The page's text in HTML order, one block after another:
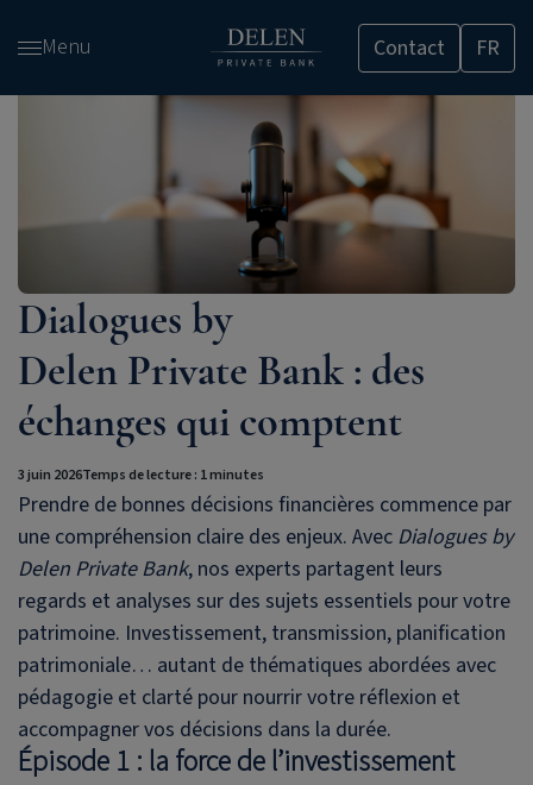
Menu Contact FR
Dialogues by
Delen Private Bank : des
échanges qui comptent
3 juin 2026Temps de lecture : 1 minutes
Prendre de bonnes décisions financières commence par
une compréhension claire des enjeux. Avec Dialogues by
Delen Private Bank, nos experts partagent leurs
regards et analyses sur des sujets essentiels pour votre
patrimoine. Investissement, transmission, planification
patrimoniale… autant de thématiques abordées avec
pédagogie et clarté pour nourrir votre réflexion et
accompagner vos décisions dans la durée.
Épisode 1 : la force de l’investissement